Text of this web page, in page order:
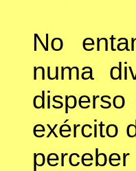
No
numa
exército